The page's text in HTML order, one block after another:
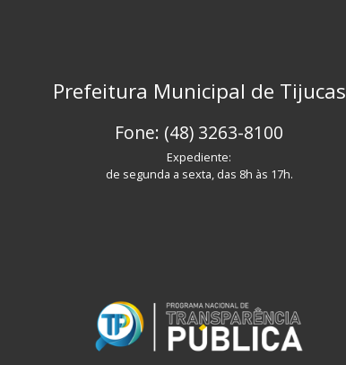
Prefeitura Municipal de Tijucas
Fone: (48) 3263-8100
Expediente:
de segunda a sexta, das 8h às 17h.